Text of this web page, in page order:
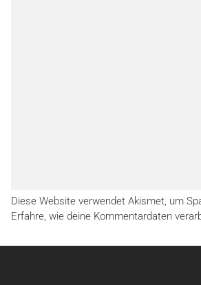
Diese Website verwendet Akismet, um
Erfahre, wie deine Kommentardaten